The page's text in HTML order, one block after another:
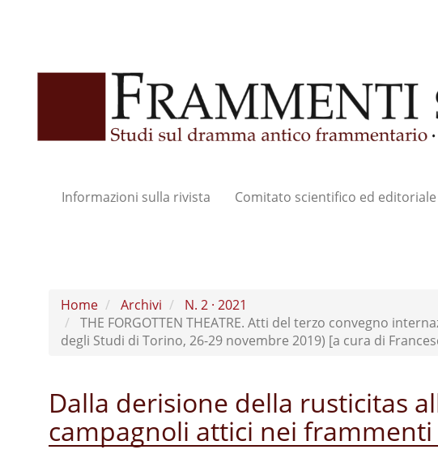
Informazioni sulla rivista Comitato scientifico ed editoriale
Home Archivi
N. 2 · 2021
THE FORGOTTEN THEATRE. Atti del terzo convegno
degli Studi di Torino, 26-29 novembre 2019) [a cura di
Dalla derisione della rusticitas
campagnoli attici nei frammenti